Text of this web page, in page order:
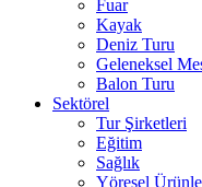
Fuar
Kayak
Deniz Turu
Geleneksel
Balon Turu
Sektörel
Tur Şirketleri
Eğitim
Sağlık
Yöresel